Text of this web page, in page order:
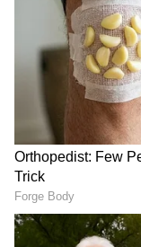
ಬಿಸಿಎ
ಕಂಪ್ಯೂಟರ್
ಮೂರು ವರ್ಷಗಳ
ಬೆಲೆ ಕೇಳಿ
ಕೊರಗಿ
ಮೂಲಕ ಹಣಗಳಿಕೆ
ಪ್ರತಿ ದಿನ 1
ಕಳೆದ ಮೂರು